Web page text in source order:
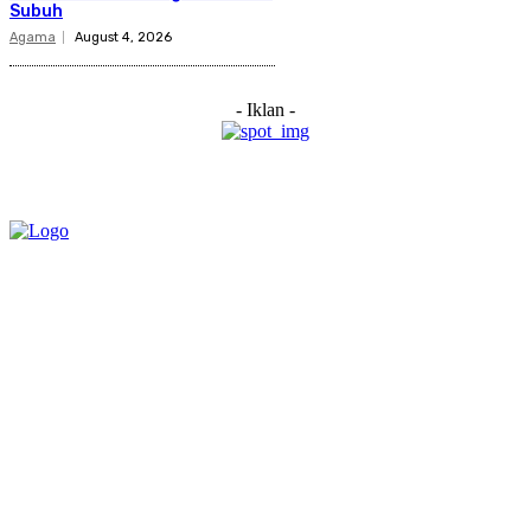
Subuh
Agama August 4, 2026
- Iklan -